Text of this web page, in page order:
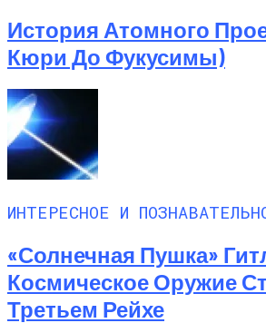
История Атомного
Кюри До Фукусимы)
ИНТЕРЕСНОЕ И
«Солнечная Пушка»
Космическое Оружие
Третьем Рейхе